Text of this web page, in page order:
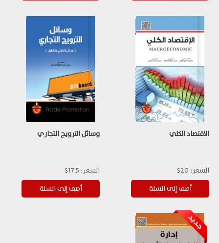
الاقتصاد الكلي
السعر: 20$
وسائل الترويج التجاري
السعر: 17.5$